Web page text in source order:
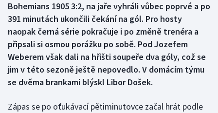
Futsal
Golf
Gymnastika
Házená
Jezdectví
Bohemians 1905 3:2, na jaře vyhráli vůbec poprvé a po
391 minutách ukončili čekání na gól. Pro hosty
naopak černá série pokračuje i po změně trenéra a
připsali si osmou porážku po sobě. Pod Jozefem
Weberem však dali na hřišti soupeře dva góly, což se
jim v této sezoně ještě nepovedlo. V domácím týmu
se dvěma brankami blýskl Libor Došek.
Zápas se po oťukávací pětiminutovce začal hrát podle